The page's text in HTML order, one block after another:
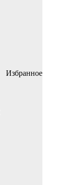
Избранное